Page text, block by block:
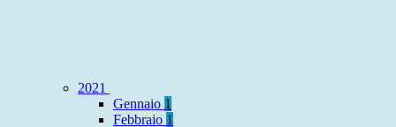
2021
Gennaio 1
Febbraio 1